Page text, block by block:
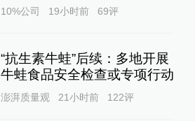
10%公司 19小时前 69评
“抗生素牛蛙”后续：多地开展
牛蛙食品安全检查或专项行动
澎湃质量观 21小时前 122评